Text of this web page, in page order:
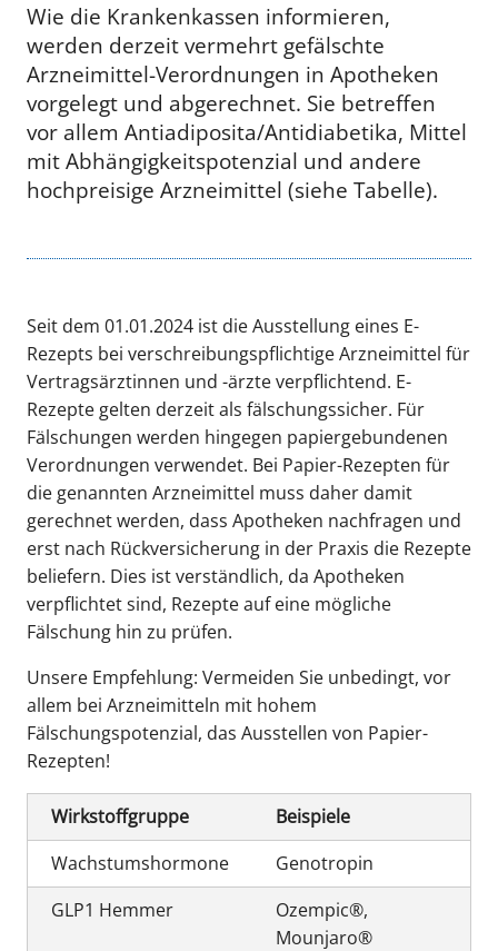
Wie die Krankenkassen informieren,
werden derzeit vermehrt gefälschte
Arzneimittel-Verordnungen in Apotheken
vorgelegt und abgerechnet. Sie betreffen
vor allem Antiadiposita/Antidiabetika, Mittel
mit Abhängigkeitspotenzial und andere
hochpreisige Arzneimittel (siehe Tabelle).
Seit dem 01.01.2024 ist die Ausstellung eines E-
Rezepts bei verschreibungspflichtige Arzneimittel für
Vertragsärztinnen und -ärzte verpflichtend. E-
Rezepte gelten derzeit als fälschungssicher. Für
Fälschungen werden hingegen papiergebundenen
Verordnungen verwendet. Bei Papier-Rezepten für
die genannten Arzneimittel muss daher damit
gerechnet werden, dass Apotheken nachfragen und
erst nach Rückversicherung in der Praxis die Rezepte
beliefern. Dies ist verständlich, da Apotheken
verpflichtet sind, Rezepte auf eine mögliche
Fälschung hin zu prüfen.
Unsere Empfehlung: Vermeiden Sie unbedingt, vor
allem bei Arzneimitteln mit hohem
Fälschungspotenzial, das Ausstellen von Papier-
Rezepten!
Wirkstoffgruppe
Beispiele
Wachstumshormone
Genotropin
GLP1 Hemmer
Ozempic®,
Mounjaro®